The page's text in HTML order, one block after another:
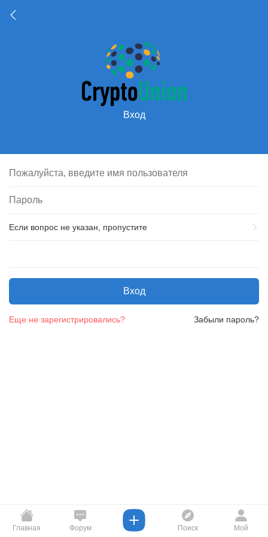
Вход
Если вопрос не указан, пропустите
Вход
Забыли пароль?
Еще не зарегистрировались?
Главная Форум Поиск Мой